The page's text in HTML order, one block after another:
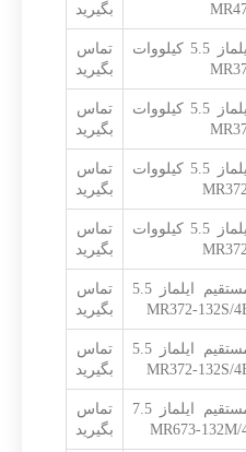
بگیرید
گیربکس هلیکال ایلماز 5.5 کیلووات
تماس
بگیرید
گیربکس هلیکال ایلماز 5.5 کیلووات
تماس
بگیرید
گیربکس هلیکال ایلماز 5.5 کیلووات
تماس
بگیرید
گیربکس هلیکال ایلماز 5.5 کیلووات
تماس
بگیرید
گیربکس شافت مستقیم ایلماز 5.5
تماس
بگیرید
گیربکس شافت مستقیم ایلماز 5.5
تماس
بگیرید
گیربکس شافت مستقیم ایلماز 7.5
تماس
بگیرید